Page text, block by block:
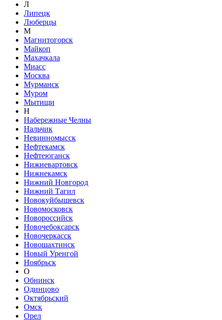
Л
Липецк
Люберцы
М
Магнитогорск
Майкоп
Махачкала
Миасс
Москва
Мурманск
Муром
Мытищи
Н
Набережные Челны
Нальчик
Невинномысск
Нефтекамск
Нефтеюганск
Нижневартовск
Нижнекамск
Нижний Новгород
Нижний Тагил
Новокуйбышевск
Новомосковск
Новороссийск
Новочебоксарск
Новочеркасск
Новошахтинск
Новый Уренгой
Ноябрьск
О
Обнинск
Одинцово
Октябрьский
Омск
Орел